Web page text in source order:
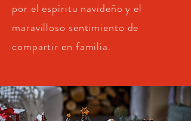
por el espíritu navideño y el
maravilloso sentimiento de
compartir en familia.